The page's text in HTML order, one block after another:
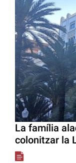
La família
colonitzar la